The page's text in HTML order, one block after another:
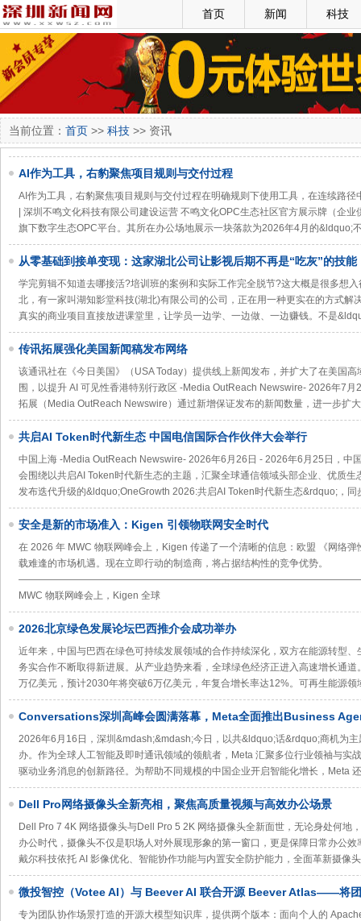
首页 新闻 科技
当前位置： 首页 >> 科技 >> 资讯
AI作为工具，右豹聚焦项目规则与交付过程
AI作为工具，右豹聚焦项目规则与交付过程在明确规则下使用工具，在连续路
| 深圳不鸣文化科技有限公司建设运营 不鸣文化OPC生态社区官方展示牌（企
旗下数字生态OPC平台。其所在办公场地展示一块落款为2026年4月的&ldquo;
从零基础到接单变现：这家湖北公司让影视后期不再是“吃灰”的技能
学完剪辑不知道去哪接活?培训班的案例和实际工作完全脱节?这大概是很多想
北，有一家叫湖知影堂科技(湖北)有限公司的公司，正在用一种更实在的方式解
真实的商业项目直接放进课堂里，让学员一边学、一边做、一边赚钱。不是
传讯拓展强化美国新闻稿发布网络
该通讯社在《今日美国》（USA Today）提供线上新闻发布，并扩大了在美国
围，以提升 AI 可见性香港特别行政区 -Media OutReach Newswire- 2026年7
拓展（Media OutReach Newswire）通过新增保证发布的新闻数量，进一步扩
共启AI Token时代新生态 中国电信国际合作伙伴大会举行
中国上海 -Media OutReach Newswire- 2026年6月26日 - 2026年6月25日，中
会围绕以共启AI Token时代新生态的主题，汇聚全球通信领域头部企业、优质
发布迭代升级的&ldquo;OneGrowth 2026:共启AI Token时代新生态&rdquo;，同
安全是新的市场准入：Kigen 引领物联网安全时代
在 2026 年 MWC 物联网峰会上，Kigen 传递了一个清晰的信息：欧盟 《网络
载难逢的市场机遇。现在立即行动的制造商，将占据结构性的竞争优势。
――――――――――――――――――――――――――――――――――――――――
MWC 物联网峰会上，Kigen 全球
2026北京绿色发展论坛巴西推介会成功举办
近年来，中国与巴西在绿色可持续发展领域的合作持续深化，双方在能源转型
务实合作不断取得新进展。从产业趋势来看，全球绿色经济正进入高速增长通
万亿美元，预计2030年将突破6万亿美元，年复合增长率达12%。可再生能源领
Conversations深圳高峰会圆满落幕，Meta全面推出Business
息”重塑出海全生命周期增长
2026年6月16日，深圳&mdash;&mdash;今日，以共&ldquo;话&rdquo;商机为
办。作为全球人工智能及即时通讯领域的领航者，Meta 汇聚多位行业领袖与实
驱动业务消息的创新路径。为帮助不同规模的中国企业开启智能化增长，Meta
Dell Pro网络摄像头全新亮相，聚焦高质量视频与高效办公场景
Dell Pro 7 4K 网络摄像头与Dell Pro 5 2K 网络摄像头全新面世，无论身处何地
办公时代，摄像头不仅是职场人对外展现形象的第一窗口，更是保障日常办公
戴尔科技依托 AI 影像优化、智能协作功能与内置安全防护能力，全面革新摄像
微投智控（Votee AI）与 Beever AI 联合开源 Beever Atlas——将
化为动态知识库
专为团队协作场景打造的开源大模型知识库，提供两个版本：面向个人的